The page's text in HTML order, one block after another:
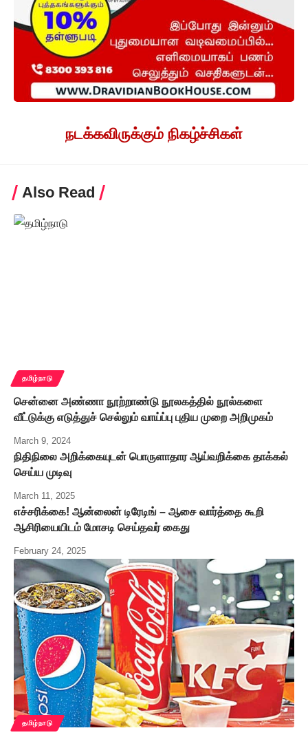
நடக்கவிருக்கும் நிகழ்ச்சிகள்
Also Read
தமிழ்நாடு
சென்னை அண்ணா நூற்றாண்டு நூலகத்தில் நூல்களை
வீட்டுக்கு எடுத்துச் செல்லும் வாய்ப்பு புதிய முறை அறிமுகம்
March 9, 2024
நிதிநிலை அறிக்கையுடன் பொருளாதார ஆய்வறிக்கை தாக்கல்
செய்ய முடிவு
March 11, 2025
எச்சரிக்கை! ஆன்லைன் டிரேடிங் – ஆசை வார்த்தை கூறி
ஆசிரியையிடம் மோசடி செய்தவர் கைது
February 24, 2025
தமிழ்நாடு